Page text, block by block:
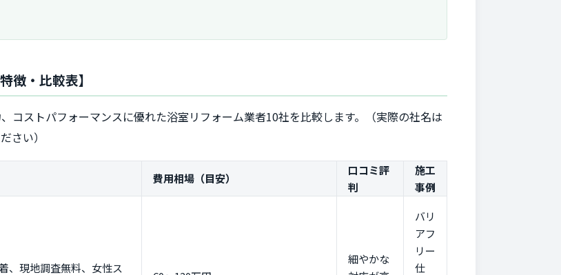
徴・比較表】
コストパフォーマンスに優れた浴室リフォーム業者10社を比較します。（実際の社名は
さい）
費用相場（目安）
口コミ評
判
施工
事例
、現地調査無料、女性ス
細やかな
バリ
アフ
リー
仕